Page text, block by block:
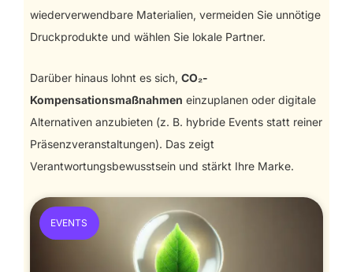
wiederverwendbare Materialien, vermeiden Sie unnötige
Druckprodukte und wählen Sie lokale Partner.
Darüber hinaus lohnt es sich, CO₂-
Kompensationsmaßnahmen einzuplanen oder digitale
Alternativen anzubieten (z. B. hybride Events statt reiner
Präsenzveranstaltungen). Das zeigt
Verantwortungsbewusstsein und stärkt Ihre Marke.
EVENTS